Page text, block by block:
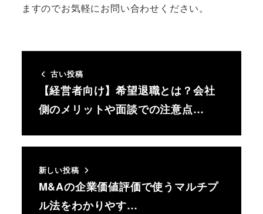
ますのでお気軽にお問い合わせください。
古い投稿
【経営者向け】希望退職とは？会社
側のメリットや面談での注意点…
新しい投稿
M&Aの企業価値評価で使うマルチプ
ル法をわかりやす…